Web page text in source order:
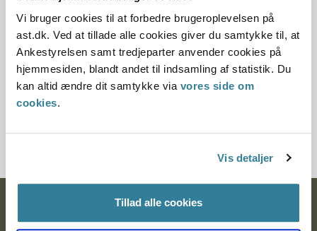
Vi bruger cookies til at forbedre brugeroplevelsen på
ast.dk. Ved at tillade alle cookies giver du samtykke til, at
Ankestyrelsen samt tredjeparter anvender cookies på
hjemmesiden, blandt andet til indsamling af statistik. Du
kan altid ændre dit samtykke via vores side om
cookies.
Vis detaljer
Tillad alle cookies
01-06-2021
Kommunerne træffer hvert år et stort antal afgørelser,
som kan påklages til Ankestyrelsen. Men hvornår er der
reelt tale om en afgørelse? Og hvornår er der tale om
procesledende beslutninger og faktisk
kommunerne på vej.